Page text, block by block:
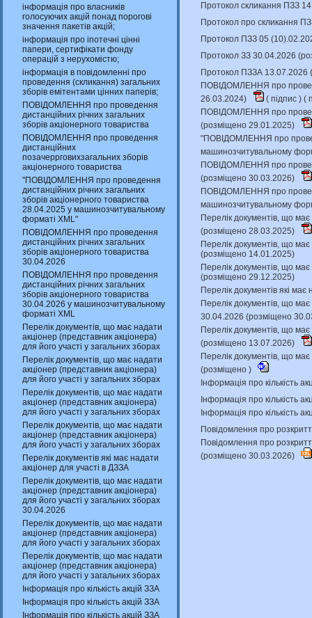
інформація про власників
голосуючих акцій понад порогові
значення пакетів акцій;
інформація про іпотечні цінні
папери, сертифікати фонду
операцій з нерухомістю;
інформація в повідомленні про
проведення (скликання) загальних
зборів емітентами цінних паперів;
ПОВІДОМЛЕННЯ про проведення
дистанційних річних загальних
зборів акціонерного товариства
ПОВІДОМЛЕННЯ про проведення
дистанційних
позачеррговихзагальних зборів
акціонерного товариства
"ПОВІДОМЛЕННЯ про проведення
дистанційних річних загальних
зборів акціонерного товариства
28.04.2025 у машинозчитувальному
форматі XML"
ПОВІДОМЛЕННЯ про проведення
дистанційних річних загальних
зборів акціонерного товариства
30.04.2026
ПОВІДОМЛЕННЯ про проведення
дистанційних річних загальних
зборів акціонерного товариства
30.04.2026 у машинозчитувальному
форматі XML
Перелік документів, що має надати
акціонер (представник акціонера)
для його участі у загальних зборах
Перелік документів, що має надати
акціонер (представник акціонера)
для його участі у загальних зборах
Перелік документів, що має надати
акціонер (представник акціонера)
для його участі у загальних зборах
Перелік документів, що має надати
акціонер (представник акціонера)
для його участі у загальних зборах
Перелік документів які має надати
акціонер для участі в ДЗЗА
Перелік документів, що має надати
акціонер (представник акціонера)
для його участі у загальних зборах
30.04.2026
Перелік документів, що має надати
акціонер (представник акціонера)
для його участі у загальних зборах
Перелік документів, що має надати
акціонер (представник акціонера)
для його участі у загальних зборах
Інформація про кількість акцій ЗЗА
Інформація про кількість акцій ЗЗА
Інформація про кількість акцій ЗЗА
Протокол скликання ПЗЗ
Протокол про скликання
Протокол ПЗЗ 05
Протокол ЗЗ 30.04.2026
Протокол ПЗЗА
ПОВІДОМЛЕННЯ про
26.03.2024)
( підпис ) (
ПОВІДОМЛЕННЯ про
(розміщено 29.01.2025)
"ПОВІДОМЛЕННЯ про
машинозчитувальному
ПОВІДОМЛЕННЯ про
(розміщено 30.03.2026)
ПОВІДОМЛЕННЯ про
машинозчитувальному
Перелік документів, що
(розміщено 28.03.2025)
Перелік документів, що
(розміщено 14.01.2025)
Перелік документів, що
(розміщено 29.12.2025)
Перелік документів які
Перелік документів, що
30.04.2026 (розміщено
Перелік документів, що
(розміщено 13.07.2026)
Перелік документів, що
(розміщено )
Інформація про кількість
Інформація про кількість
Інформація про кількість
Повідомлення про
Повідомлення про
(розміщено 30.03.2026)